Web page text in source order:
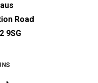
Road
9SG